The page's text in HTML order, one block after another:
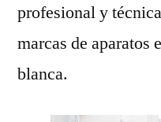
profesional y
marcas de aparatos
blanca.